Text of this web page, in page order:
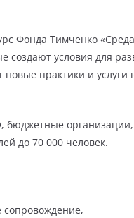
Фонда Тимченко
создают условия для
практики и услуги
до 70 000 человек.
сопровождение,